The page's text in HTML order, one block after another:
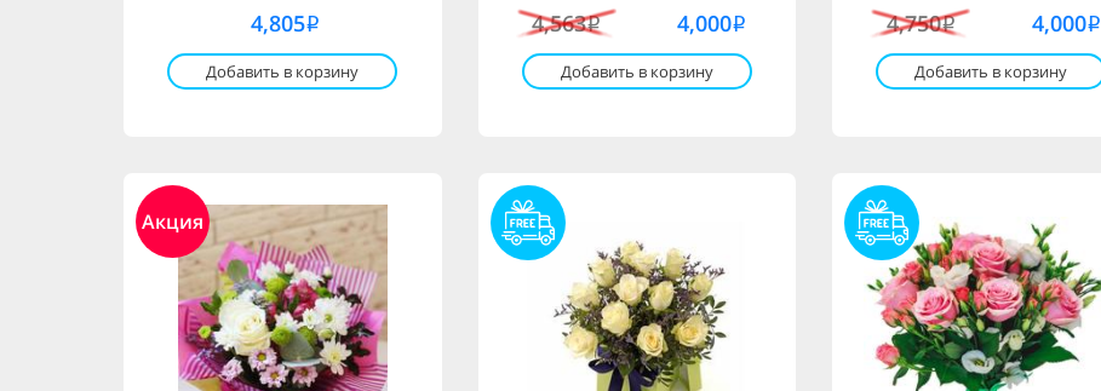
4,805i
Добавить в корзину
4,563i 4,000i
Добавить в корзину
4,750i 4,000i
Добавить в корзину
Акция